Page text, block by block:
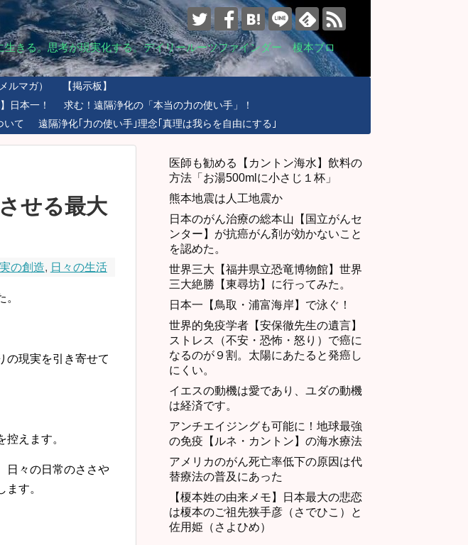
きる。思考が現実化する。デイリールーツファインダー 榎本ブロ
ルマガ）
【掲示板】
日本一！
求む！遠隔浄化の「本当の力の使い手」！
いて 遠隔浄化｢力の使い手｣理念｢真理は我らを自由にする｣
せる最大
の創造, 日々の生活
の現実を引き寄せて
えます。
日々の日常のささや
す。
医師も勧める【カントン海水】飲料の
方法「お湯500mlに小さじ１杯」
熊本地震は人工地震か
日本のがん治療の総本山【国立がんセ
ンター】が抗癌がん剤が効かないこと
を認めた。
世界三大【福井県立恐竜博物館】世界
三大絶勝【東尋坊】に行ってみた。
日本一【鳥取・浦富海岸】で泳ぐ！
世界的免疫学者【安保徹先生の遺言】
ストレス（不安・恐怖・怒り）で癌に
なるのが９割。太陽にあたると発癌し
にくい。
イエスの動機は愛であり、ユダの動機
は経済です。
アンチエイジングも可能に！地球最強
の免疫【ルネ・カントン】の海水療法
アメリカのがん死亡率低下の原因は代
替療法の普及にあった
【榎本姓の由来メモ】日本最大の悲恋
は榎本のご祖先狭手彦（さでひこ）と
佐用姫（さよひめ）